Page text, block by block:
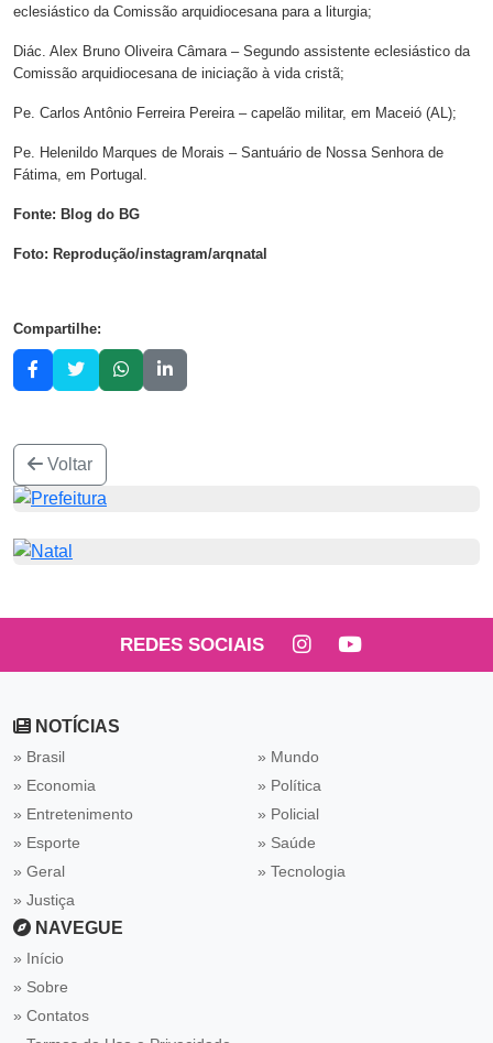
eclesiástico da Comissão arquidiocesana para a liturgia;
Diác. Alex Bruno Oliveira Câmara – Segundo assistente eclesiástico da
Comissão arquidiocesana de iniciação à vida cristã;
Pe. Carlos Antônio Ferreira Pereira – capelão militar, em Maceió (AL);
Pe. Helenildo Marques de Morais – Santuário de Nossa Senhora de
Fátima, em Portugal.
Fonte: Blog do BG
Foto: Reprodução/instagram/arqnatal
Compartilhe:
Voltar
REDES SOCIAIS
NOTÍCIAS
» Brasil
» Economia
» Entretenimento
» Esporte
» Geral
» Justiça
» Mundo
» Política
» Policial
» Saúde
» Tecnologia
NAVEGUE
Início
Sobre
Contatos